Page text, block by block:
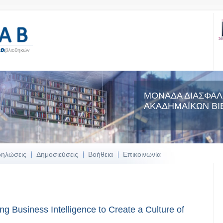
ΜΟΝΑΔΑ
ΑΚΑΔΗΜΑΪΚΩΝ
Δημοσιεύσεις Βοήθεια Επικοινωνία
Business Intelligence to Create a Culture of